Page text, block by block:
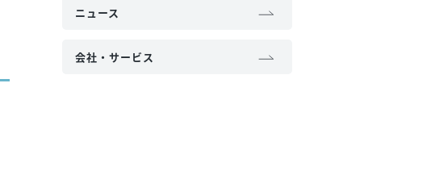
ニュース
会社・サービス